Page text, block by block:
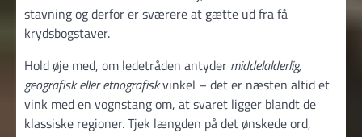
stavning og derfor er sværere at gætte ud fra få
krydsbogstaver.
Hold øje med, om ledetråden antyder middelalderlig,
geografisk eller etnografiskvinkel – det er næsten altid et
vink med en vognstang om, at svaret ligger blandt de
klassiske regioner. Tjek længden på det ønskede ord,